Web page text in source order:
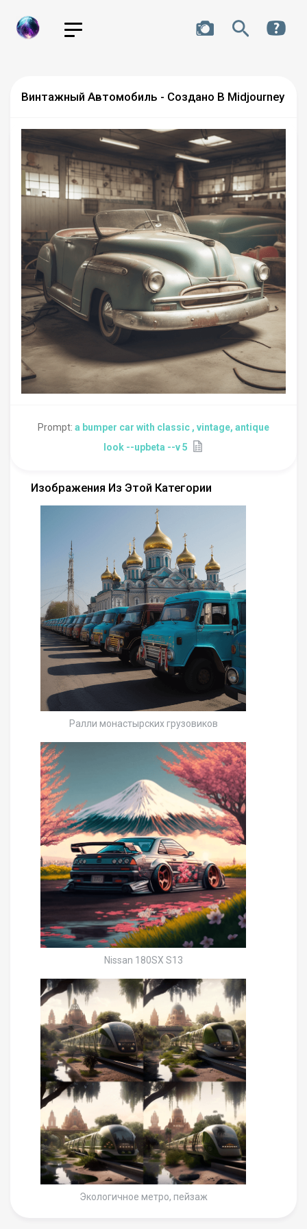
Винтажный Автомобиль - Создано В Midjourney
Prompt: a bumper car with classic , vintage, antique
look --upbeta --v 5
Изображения Из Этой Категории
Ралли монастырских грузовиков
Nissan 180SX S13
Экологичное метро, пейзаж